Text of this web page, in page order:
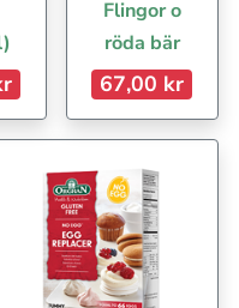
Flingor o
röda bär
67,00 kr